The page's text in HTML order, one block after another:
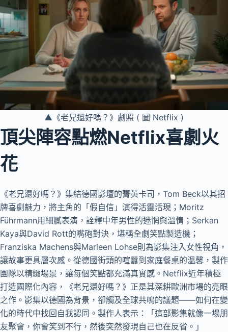
▲《老兄還好嗎？》劇照 ( 圖 Netflix )
頂尖陣容點燃Netflix喜劇火
花
《老兄還好嗎？》集結德國影壇的菁英卡司，Tom Beck以其招
牌喜劇魅力，將主角的「假自信」演得活靈活現；Moritz
Führmann用細膩表演，詮釋中年男性的迷惘與溫情；Serkan
Kaya與David Rott的嘴砲對決，堪稱全劇笑點製造機；
Franziska Machens與Marleen Lohse則為影集注入女性視角，
讓故事更具層次感。從德國街頭的喧囂到家庭餐桌的溫馨，製作
團隊以精緻場景，讓每個笑點都充滿真實感。Netflix近年積極
打造國際化內容，《老兄還好嗎？》正是其深耕歐洲市場的亮眼
之作。影集以德國為背景，卻觸及全球共鳴的議題——如何在變
化的時代中找回自我認同。製作人表示：「這部影集就像一場朋
友聚會，你會笑到不行，然後突然發現自己也在反省。」